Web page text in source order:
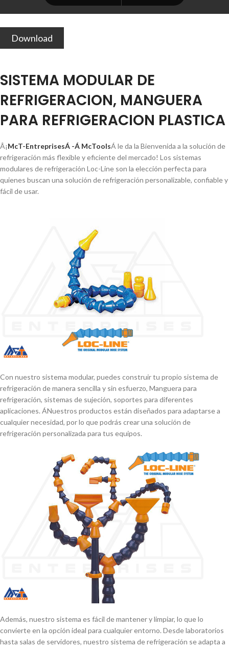
Download
SISTEMA MODULAR DE
REFRIGERACION, MANGUERA
PARA REFRIGERACION PLASTICA
Â¡McT-EntreprisesÁ -Á McToolsÁ le da la Bienvenida a la solución de
refrigeración más flexible y eficiente del mercado! Los sistemas
modulares de refrigeración Loc-Line son la elección perfecta para
quienes buscan una solución de refrigeración personalizable, confiable y
fácil de usar.
Con nuestro sistema modular, puedes construir tu propio sistema de
refrigeración de manera sencilla y sin esfuerzo, Manguera para
refrigeración, sistemas de sujeción, soportes para diferentes
aplicaciones. ÁNuestros productos están diseñados para adaptarse a
cualquier necesidad, por lo que podrás crear una solución de
refrigeración personalizada para tus equipos.
Además, nuestro sistema es fácil de mantener y limpiar, lo que lo
convierte en la opción ideal para cualquier entorno. Desde laboratorios
hasta salas de servidores, nuestro sistema de refrigeración se adapta a